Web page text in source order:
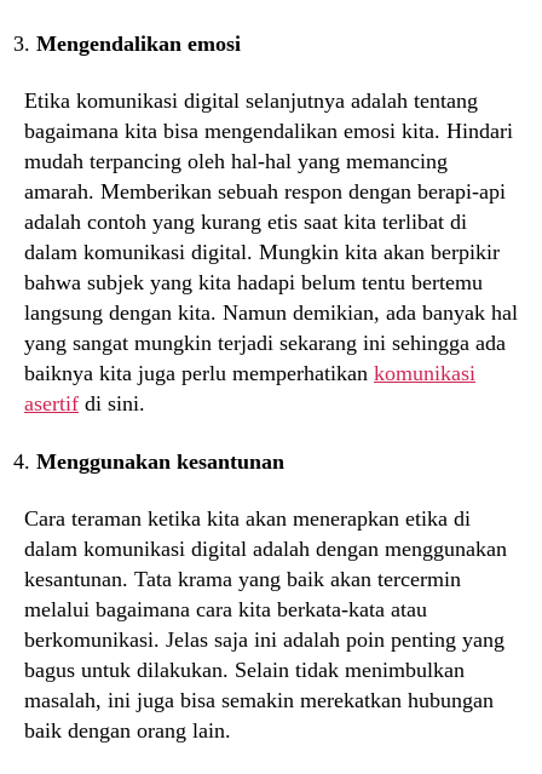
Mengendalikan emosi
Etika komunikasi digital selanjutnya adalah tentang
bagaimana kita bisa mengendalikan emosi kita. Hindari
mudah terpancing oleh hal-hal yang memancing
amarah. Memberikan sebuah respon dengan berapi-api
adalah contoh yang kurang etis saat kita terlibat di
dalam komunikasi digital. Mungkin kita akan berpikir
bahwa subjek yang kita hadapi belum tentu bertemu
langsung dengan kita. Namun demikian, ada banyak hal
yang sangat mungkin terjadi sekarang ini sehingga ada
baiknya kita juga perlu memperhatikan komunikasi
asertif di sini.
Menggunakan kesantunan
Cara teraman ketika kita akan menerapkan etika di
dalam komunikasi digital adalah dengan menggunakan
kesantunan. Tata krama yang baik akan tercermin
melalui bagaimana cara kita berkata-kata atau
berkomunikasi. Jelas saja ini adalah poin penting yang
bagus untuk dilakukan. Selain tidak menimbulkan
masalah, ini juga bisa semakin merekatkan hubungan
baik dengan orang lain.